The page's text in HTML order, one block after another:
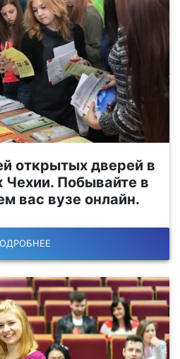
открытых дверей в
Чехии. Побывайте в
вас вузе онлайн.